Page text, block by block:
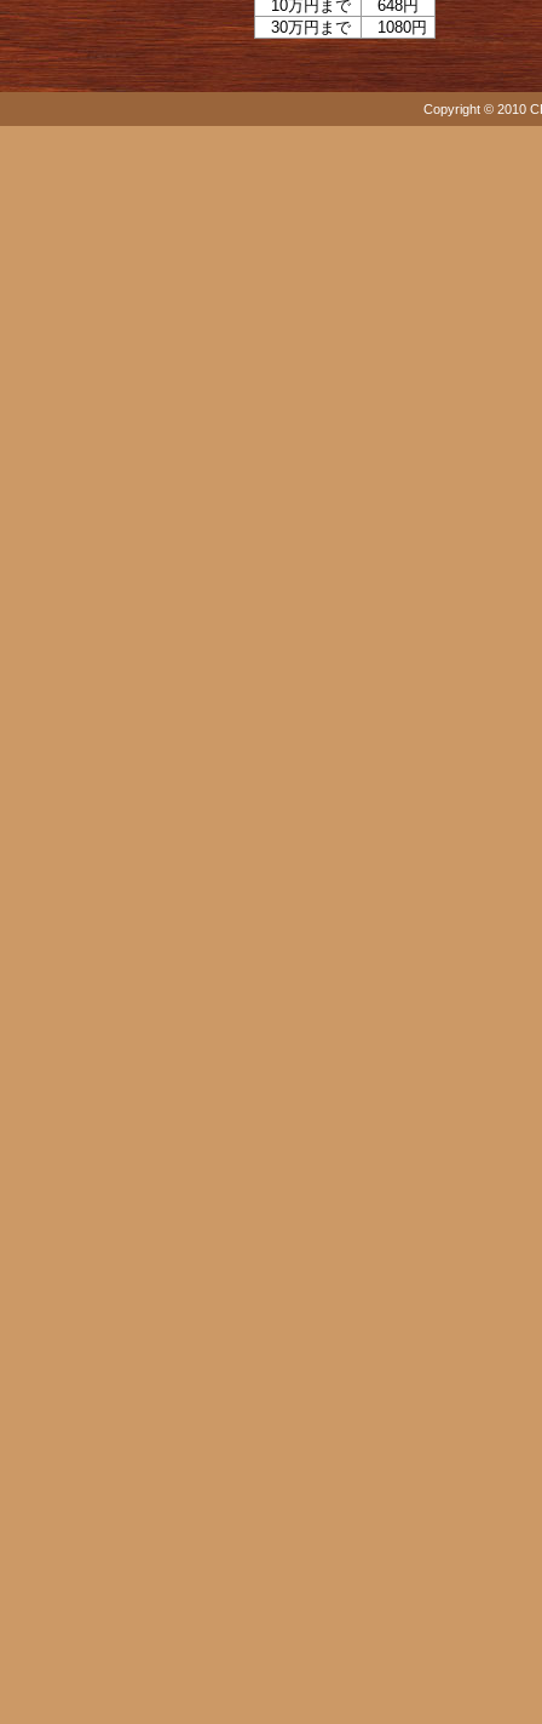
10万円まで
648円
30万円まで
1080円
Copyright © 2010